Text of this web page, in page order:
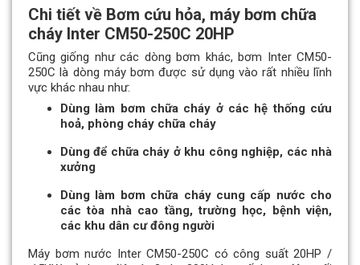
Chi tiết về Bơm cứu hỏa, máy bơm chữa
cháy Inter CM50-250C 20HP
Cũng giống như các dòng bơm khác, bơm Inter CM50-
250C là dòng máy bơm được sử dụng vào rất nhiều lĩnh
vực khác nhau như:
Dùng làm bơm chữa cháy ở các hệ thống cứu
hoả, phòng cháy chữa cháy
Dùng để chữa cháy ở khu công nghiệp, các nhà
xưởng
Dùng làm bơm chữa cháy cung cấp nước cho
các tòa nhà cao tầng, trường học, bệnh viện,
các khu dân cư đông người
Máy bơm nước Inter CM50-250C có công suất 20HP /